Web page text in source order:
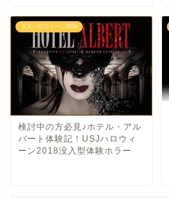
大人ハロウィーン2018
検討中の方必見♪ホテル・アル
バート体験記！USJハロウィ
ーン2018没入型体験ホラー